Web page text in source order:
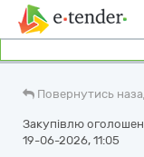
Повернутись
Закупівлю
19-06-2026, 11:05